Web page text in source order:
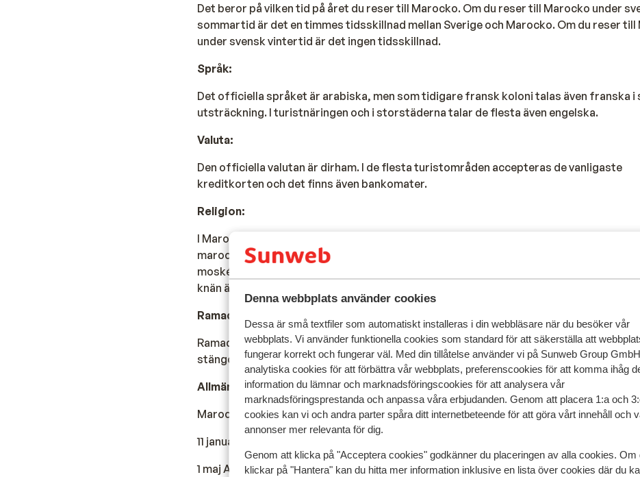
Denna webbplats använder cookies
Dessa är små textfiler som automatiskt installeras i din webbläsare när du besöker vår
webbplats. Vi använder funktionella cookies som standard för att säkerställa att
fungerar korrekt och fungerar väl. Med din tillåtelse använder vi på Sunweb Group
analytiska cookies för att förbättra vår webbplats, preferenscookies för att komma ihåg
information du lämnar och marknadsföringscookies för att analysera vår
marknadsföringsprestanda och anpassa våra erbjudanden. Genom att placera 1:a och
cookies kan vi och andra parter spåra ditt internetbeteende för att göra vårt innehåll och
annonser mer relevanta för dig.
Genom att klicka på "Acceptera cookies" godkänner du placeringen av alla cookies. Om
klickar på "Hantera" kan du hitta mer information inklusive en lista över cookies där du
Det beror på vilken tid på året du reser till Marocko. Om du reser till Marocko under
sommartid är det en timmes tidsskillnad mellan Sverige och Marocko. Om du reser till
under svensk vintertid är det ingen tidsskillnad.
Språk:
Det officiella språket är arabiska, men som tidigare fransk koloni talas även franska i
utsträckning. I turistnäringen och i storstäderna talar de flesta även engelska.
Valuta:
Den officiella valutan är dirham. I de flesta turistområden accepteras de vanligaste
kreditkorten och det finns även bankomater.
Religion:
I Marocko är 98% av befolkningen muslimer och religionen spelar en stor roll i de lokala
marockanernas dagliga liv. På hotellen märker du inte mycket av detta, men om du vill
moské eller annan religiös plats rekommenderar vi att du bär lämpliga kläder. Se till att
knän är täckta. Du kommer också att märka att böneutrop hörs via högtalare i
Ramadan:
Ramadan är en viktig helgdag i Marocko och många butiker och restauranger kommer
stängda under denna period.
Allmänna helgdagar:
Marocko har flera allmänna helgdagar under hela året.
11 januari Självständighetsmanifestet
1 maj Arbetets dag